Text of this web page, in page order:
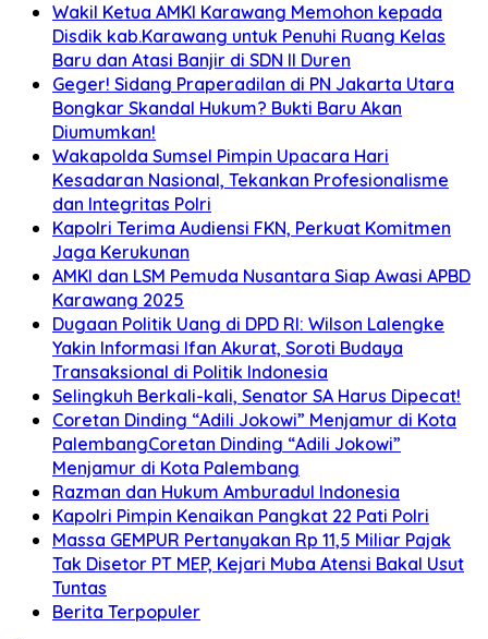
Wakil Ketua AMKI Karawang Memohon kepada
Disdik kab.Karawang untuk Penuhi Ruang Kelas
Baru dan Atasi Banjir di SDN II Duren
Geger! Sidang Praperadilan di PN Jakarta Utara
Bongkar Skandal Hukum? Bukti Baru Akan
Diumumkan!
Wakapolda Sumsel Pimpin Upacara Hari
Kesadaran Nasional, Tekankan Profesionalisme
dan Integritas Polri
Kapolri Terima Audiensi FKN, Perkuat Komitmen
Jaga Kerukunan
AMKI dan LSM Pemuda Nusantara Siap Awasi APBD
Karawang 2025
Dugaan Politik Uang di DPD RI: Wilson Lalengke
Yakin Informasi Ifan Akurat, Soroti Budaya
Transaksional di Politik Indonesia
Selingkuh Berkali-kali, Senator SA Harus Dipecat!
Coretan Dinding “Adili Jokowi” Menjamur di Kota
PalembangCoretan Dinding “Adili Jokowi”
Menjamur di Kota Palembang
Razman dan Hukum Amburadul Indonesia
Kapolri Pimpin Kenaikan Pangkat 22 Pati Polri
Massa GEMPUR Pertanyakan Rp 11,5 Miliar Pajak
Tak Disetor PT MEP, Kejari Muba Atensi Bakal Usut
Tuntas
Berita Terpopuler